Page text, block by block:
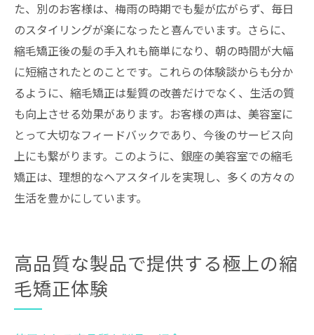
た、別のお客様は、梅雨の時期でも髪が広がらず、毎日
のスタイリングが楽になったと喜んでいます。さらに、
縮毛矯正後の髪の手入れも簡単になり、朝の時間が大幅
に短縮されたとのことです。これらの体験談からも分か
るように、縮毛矯正は髪質の改善だけでなく、生活の質
も向上させる効果があります。お客様の声は、美容室に
とって大切なフィードバックであり、今後のサービス向
上にも繋がります。このように、銀座の美容室での縮毛
矯正は、理想的なヘアスタイルを実現し、多くの方々の
生活を豊かにしています。
高品質な製品で提供する極上の縮
毛矯正体験